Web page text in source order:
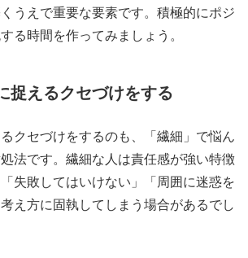
うえで重要な要素です。積極的にポジ
る時間を作ってみましょう。
捉えるクセづけをする
クセづけをするのも、「繊細」で悩ん
法です。繊細な人は責任感が強い特徴
失敗してはいけない」「周囲に迷惑を
え方に固執してしまう場合があるでし